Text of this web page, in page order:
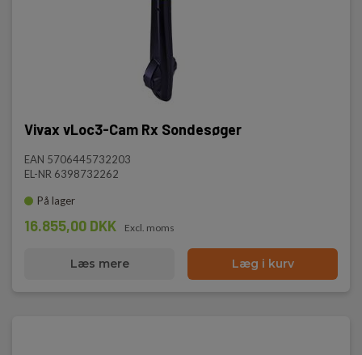
Vivax vLoc3-Cam Rx Sondesøger
EAN 5706445732203
EL-NR 6398732262
På lager
16.855,00 DKK Excl. moms
Læs mere Læg i kurv